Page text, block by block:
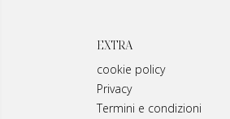
EXTRA
cookie policy
Privacy
Termini e condizioni